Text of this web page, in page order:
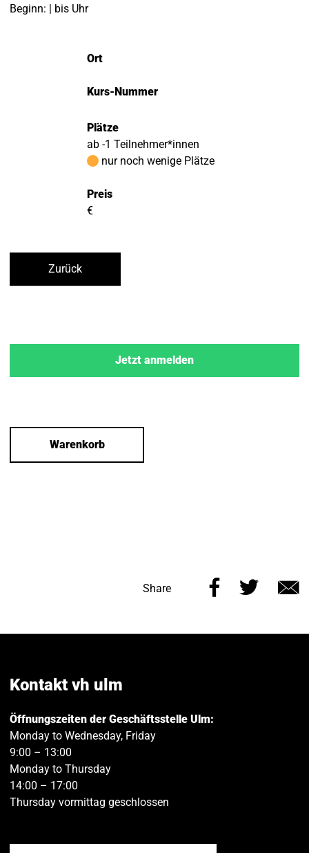
Beginn: | bis Uhr
Ort
Kurs-Nummer
Plätze
ab -1 Teilnehmer*innen
nur noch wenige Plätze
Preis
€
Zurück
Jetzt anmelden
Warenkorb
Share
Share
page
Share
page
Kontakt vh ulm
Öffnungszeiten der Geschäftsstelle Ulm:
Monday to Wednesday, Friday
9:00 – 13:00
Monday to Thursday
14:00 – 17:00
Thursday vormittag geschlossen